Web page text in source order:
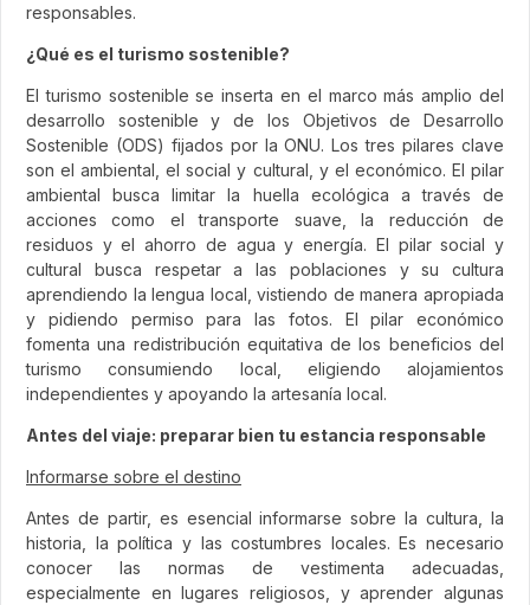
responsables.
¿Qué es el turismo sostenible?
El turismo sostenible se inserta en el marco más amplio del
desarrollo sostenible y de los Objetivos de Desarrollo
Sostenible (ODS) fijados por la ONU. Los tres pilares clave
son el ambiental, el social y cultural, y el económico. El pilar
ambiental busca limitar la huella ecológica a través de
acciones como el transporte suave, la reducción de
residuos y el ahorro de agua y energía. El pilar social y
cultural busca respetar a las poblaciones y su cultura
aprendiendo la lengua local, vistiendo de manera apropiada
y pidiendo permiso para las fotos. El pilar económico
fomenta una redistribución equitativa de los beneficios del
turismo consumiendo local, eligiendo alojamientos
independientes y apoyando la artesanía local.
Antes del viaje: preparar bien tu estancia responsable
Informarse sobre el destino
Antes de partir, es esencial informarse sobre la cultura, la
historia, la política y las costumbres locales. Es necesario
conocer las normas de vestimenta adecuadas,
especialmente en lugares religiosos, y aprender algunas